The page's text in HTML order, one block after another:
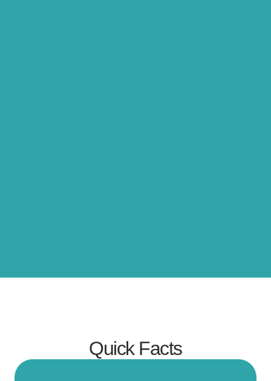
Quick Facts